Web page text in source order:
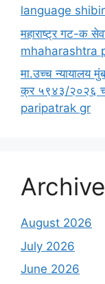
language shibir
महाराष्ट्र गट-क
mhaharashtra
मा.उच्च न्यायालय
क्र ५९४३/२०२६
paripatrak gr
August 2026
July 2026
June 2026